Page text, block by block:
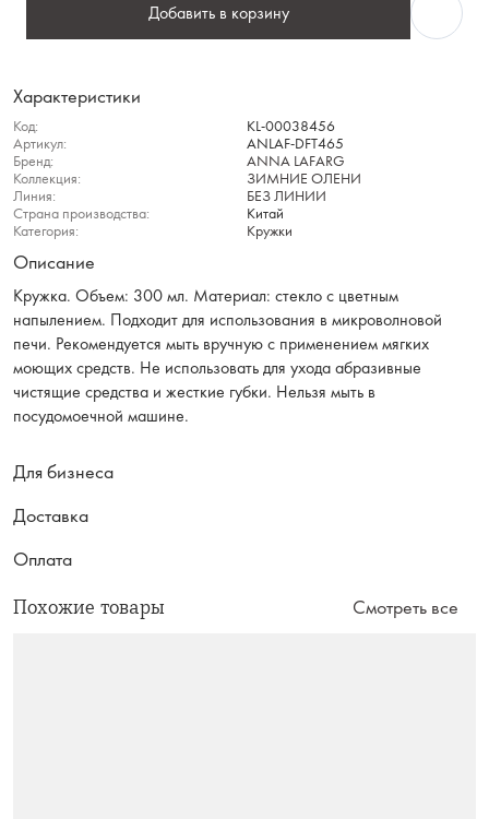
Добавить в корзину
Характеристики
Код:
KL-00038456
Артикул:
ANLAF-DFT465
Бренд:
ANNA LAFARG
Коллекция:
ЗИМНИЕ ОЛЕНИ
Линия:
БЕЗ ЛИНИИ
Страна производства:
Китай
Категория:
Кружки
Описание
Кружка. Объем: 300 мл. Материал: стекло с цветным
напылением. Подходит для использования в микроволновой
печи. Рекомендуется мыть вручную с применением мягких
моющих средств. Не использовать для ухода абразивные
чистящие средства и жесткие губки. Нельзя мыть в
посудомоечной машине.
Для бизнеса
Доставка
Оплата
Похожие товары Смотреть все